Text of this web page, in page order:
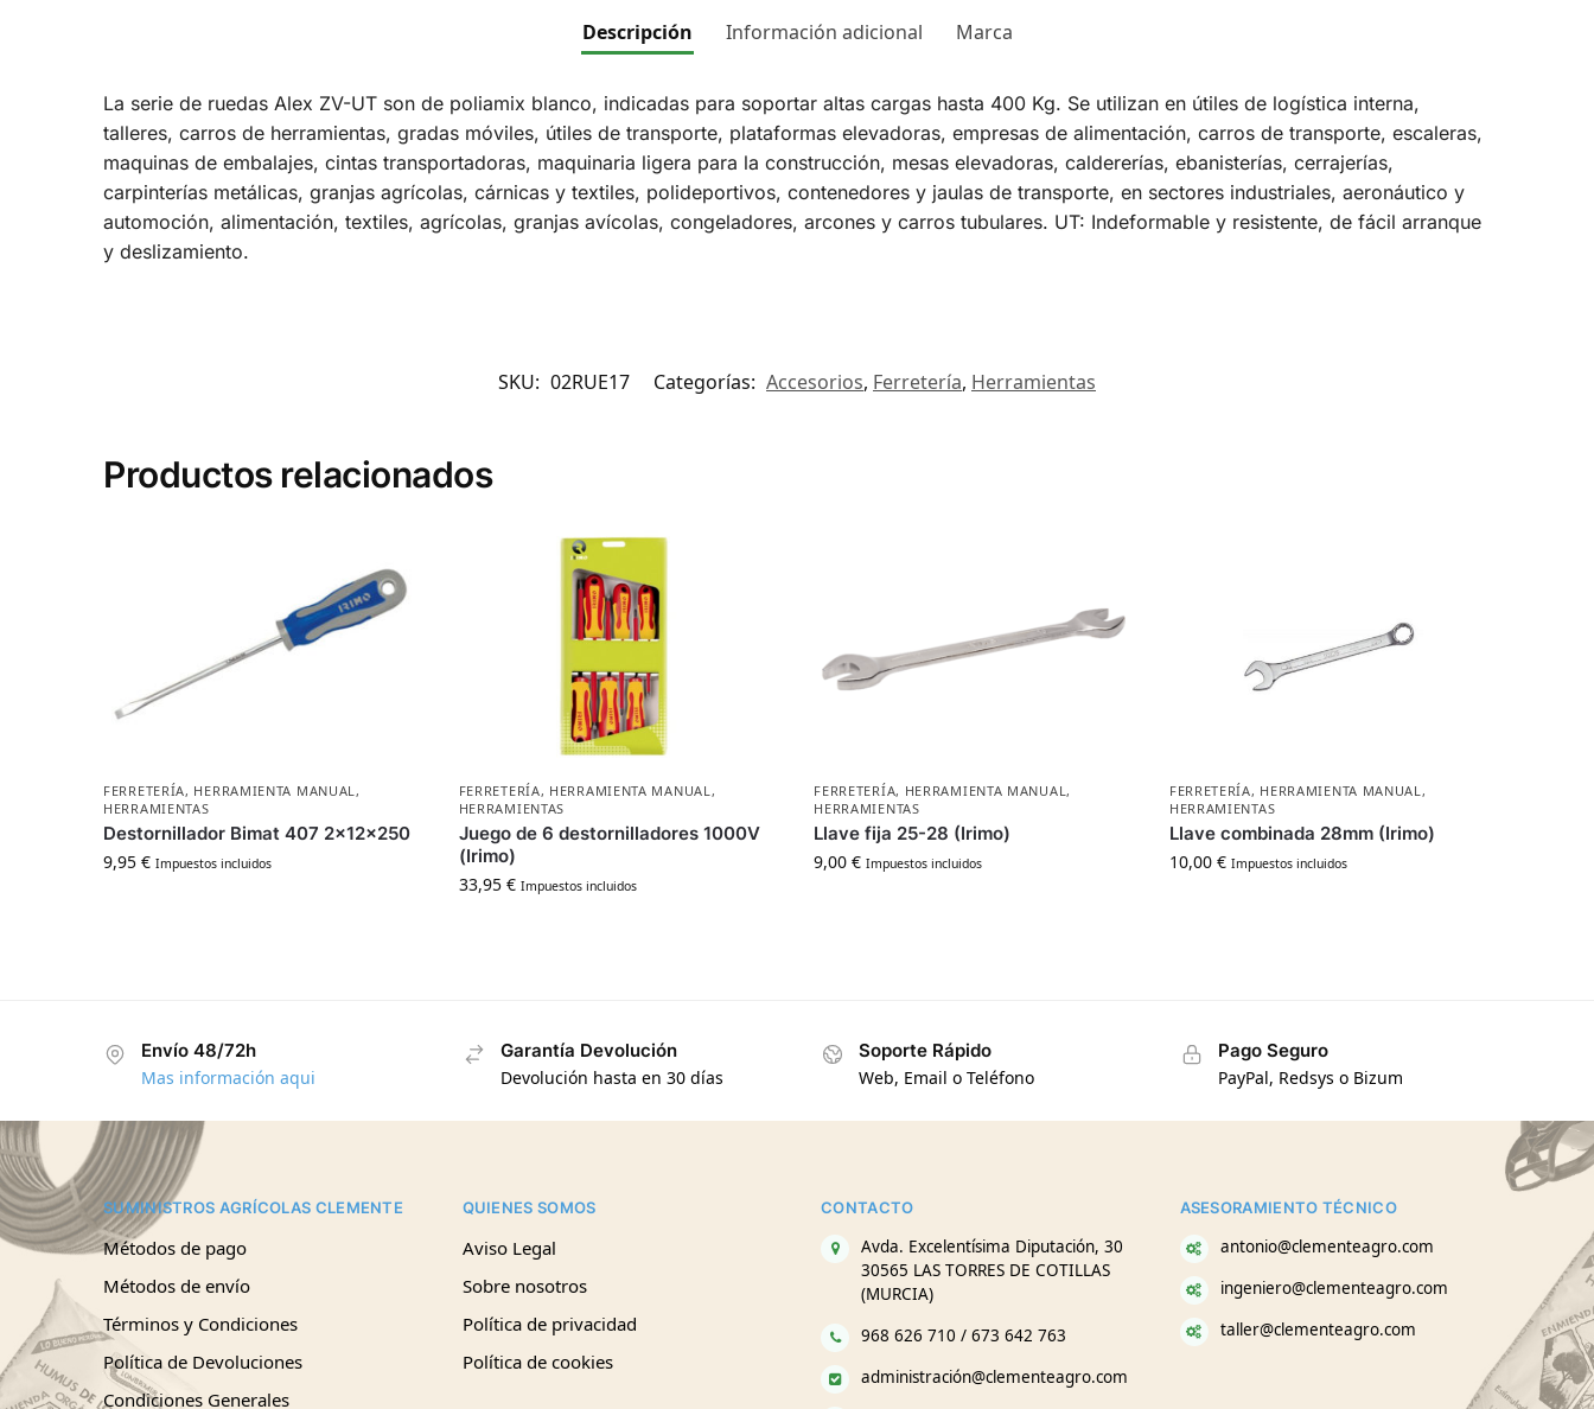
Descripción Información adicional Marca
La serie de ruedas Alex ZV-UT son de poliamix blanco, indicadas para soportar altas cargas hasta 400 Kg. Se utilizan en útiles de logística interna,
talleres, carros de herramientas, gradas móviles, útiles de transporte, plataformas elevadoras, empresas de alimentación, carros de transporte, escaleras,
maquinas de embalajes, cintas transportadoras, maquinaria ligera para la construcción, mesas elevadoras, caldererías, ebanisterías, cerrajerías,
carpinterías metálicas, granjas agrícolas, cárnicas y textiles, polideportivos, contenedores y jaulas de transporte, en sectores industriales, aeronáutico y
automoción, alimentación, textiles, agrícolas, granjas avícolas, congeladores, arcones y carros tubulares. UT: Indeformable y resistente, de fácil arranque
y deslizamiento.
SKU: 02RUE17 Categorías: Accesorios, Ferretería, Herramientas
Productos relacionados
FERRETERÍA, HERRAMIENTA MANUAL,
HERRAMIENTAS
Destornillador Bimat 407 2x12x250
9,95€ Impuestos incluidos
FERRETERÍA, HERRAMIENTA MANUAL,
HERRAMIENTAS
Juego de 6 destornilladores 1000V
(Irimo)
33,95 € Impuestos incluidos
FERRETERÍA, HERRAMIENTA MANUAL,
HERRAMIENTAS
Llave fija 25-28 (Irimo)
9,00€ Impuestos incluidos
FERRETERÍA, HERRAMIENTA MANUAL,
HERRAMIENTAS
Llave combinada 28mm (Irimo)
10,00 € Impuestos incluidos
Envío 48/72h
Mas información aqui
Garantía Devolución
Devolución hasta en 30 días
Soporte Rápido
Web, Email o Teléfono
Pago Seguro
PayPal, Redsys o Bizum
SUMINISTROS AGRÍCOLAS CLEMENTE
Métodos de pago
Métodos de envío
Términos y Condiciones
Política de Devoluciones
Condiciones Generales
QUIENES SOMOS
Aviso Legal
Sobre nosotros
Política de privacidad
Política de cookies
CONTACTO
Avda. Excelentísima Diputación, 30
30565 LAS TORRES DE COTILLAS
(MURCIA)
968 626 710 / 673 642 763
administración@clementeagro.com
ASESORAMIENTO TÉCNICO
antonio@clementeagro.com
ingeniero@clementeagro.com
taller@clementeagro.com